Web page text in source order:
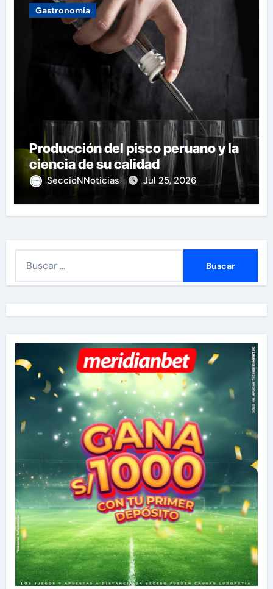
Gastronomía
Producción del pisco peruano y la
ciencia de su calidad
SeccioNNoticias Jul 25, 2026
r
: